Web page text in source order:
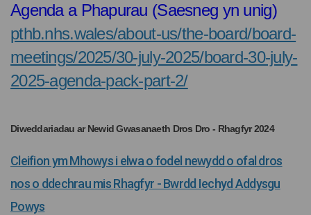
Agenda a Phapurau (Saesneg yn unig)
pthb.nhs.wales/about-us/the-board/board-
meetings/2025/30-july-2025/board-30-july-
2025-agenda-pack-part-2/(Dolen allanol)
Diweddariadau ar Newid Gwasanaeth Dros Dro - Rhagfyr 2024
Cleifion ym Mhowys i elwa o fodel newydd o ofal dros
nos o ddechrau mis Rhagfyr - Bwrdd Iechyd Addysgu
Powys(Dolen allanol)